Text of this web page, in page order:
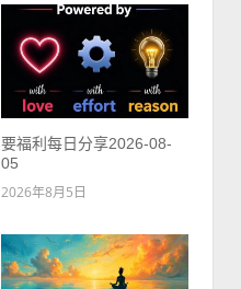
要福利每日分享2026-08-
05
2026年8月5日